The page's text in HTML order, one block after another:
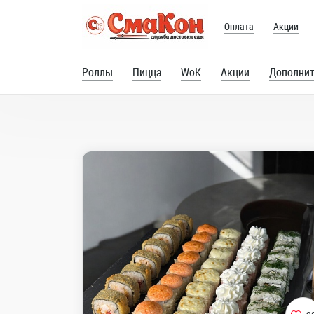
Оплата Акции
Роллы Пицца WoK Акции